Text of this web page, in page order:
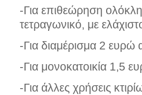
-Για επιθεώρηση
τετραγωνικό, με
-Για διαμέρισμα 2
-Για μονοκατοικία 1,5
-Για άλλες χρήσεις